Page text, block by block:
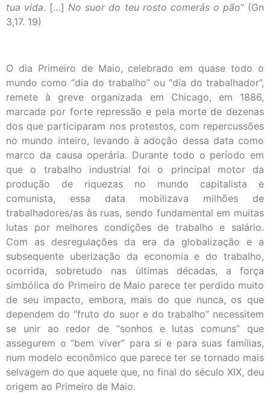
tua vida. […] No suor do teu rosto comerás o pão” (Gn
3,17. 19)
O dia Primeiro de Maio, celebrado em quase todo o
mundo como “dia do trabalho” ou “dia do trabalhador”,
remete à greve organizada em Chicago, em 1886,
marcada por forte repressão e pela morte de dezenas
dos que participaram nos protestos, com repercussões
no mundo inteiro, levando à adoção dessa data como
marco da causa operária. Durante todo o período em
que o trabalho industrial foi o principal motor da
produção de riquezas no mundo capitalista e
comunista, essa data mobilizava milhões de
trabalhadores/as às ruas, sendo fundamental em muitas
lutas por melhores condições de trabalho e salário.
Com as desregulações da era da globalização e a
subsequente uberização da economia e do trabalho,
ocorrida, sobretudo nas últimas décadas, a força
simbólica do Primeiro de Maio parece ter perdido muito
de seu impacto, embora, mais do que nunca, os que
dependem do “fruto do suor e do trabalho” necessitem
se unir ao redor de “sonhos e lutas comuns” que
assegurem o “bem viver” para si e para suas famílias,
num modelo econômico que parece ter se tornado mais
selvagem do que aquele que, no final do século XIX, deu
origem ao Primeiro de Maio.